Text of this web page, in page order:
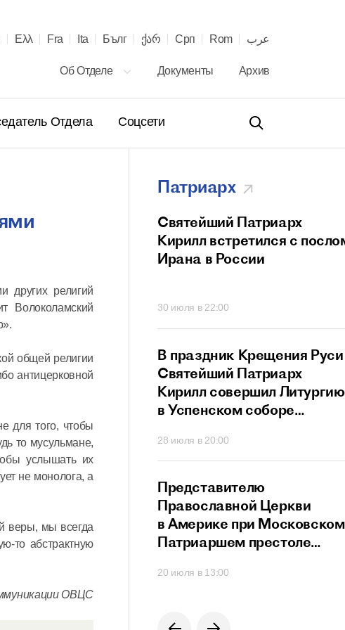
Ελλ Fra Ita Бълг ქარ Срп Rom عرب
Об Отделе Документы Архив
Отдела Соцсети
других религий
Волоколамский
общей религии
антицерковной
для того, чтобы
то мусульмане,
услышать их
не монолога, а
веры, мы всегда
то абстрактную
ОВЦС
Патриарх
Святейшего
Кирилла
монашеского
и рукоположения
сан
10:00
Патриарх
встретился
совета
за рубежом
17:40
Патриарх
Высшего
Совета
Святейший Патриарх
Кирилл встретился с
Ирана в России
30 июля в 22:00
В праздник Крещения Руси
Святейший Патриарх
Кирилл совершил Литургию
в Успенском соборе
28 июля в 20:00
Представителю
Православной Церкви
в Америке при Московском
Патриаршем престоле
Сергия Радонежского
20 июля в 13:00